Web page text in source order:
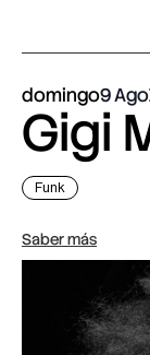
domingo9 Ago
Gigi
Funk
Saber más